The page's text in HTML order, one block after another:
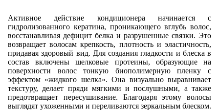
Активное действие кондиционера начинается с
гидролизованного кератина, проникающего вглубь волос,
восстанавливая дефицит белка и разрушенные связки. Это
возвращает волосам крепкость, плотность и эластичность,
придавая здоровый вид. Для создания гладкости и блеска в
состав включены шелковые протеины, образующие на
поверхности волос тонкую биополимерную пленку с
эффектом «жидкого шелка». Она визуально выравнивает
текстуру, делает пряди мягкими и послушными, а также
предотвращает пересушивание. Благодаря этому волосы
выглядят ухоженными и переливаются зеркальным блеском.